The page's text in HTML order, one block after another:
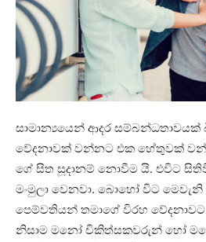
සාමාන්‍යයෙන් ආදර සම්බන්ධතාවයක්
වේදනාවක් වන්නට එක හේතුවක්
ගේ සිත සූදානම් නොවීම යි. එවිට
මංමුලා වෙනවා. බොහෝ විට
පෙම්වතියන් තමාගේ විරහ
නිසාම මනෝ චිකිත්සකවරුන් හෝ